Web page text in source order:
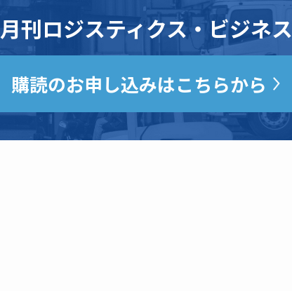
月刊ロジスティクス・ビジネス
購読のお申し込みはこちらから